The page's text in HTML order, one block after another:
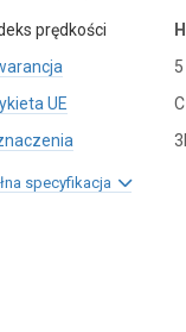
prędkości
H
UE
specyfikacja